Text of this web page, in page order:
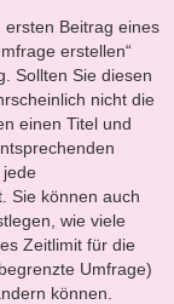
Beitrag eines
erstellen“
Sollten Sie diesen
nicht die
einen Titel und
jede
Sie können auch
wie viele
Zeitlimit für die
Umfrage)
können.